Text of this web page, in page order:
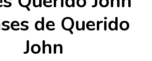
de Querido
John